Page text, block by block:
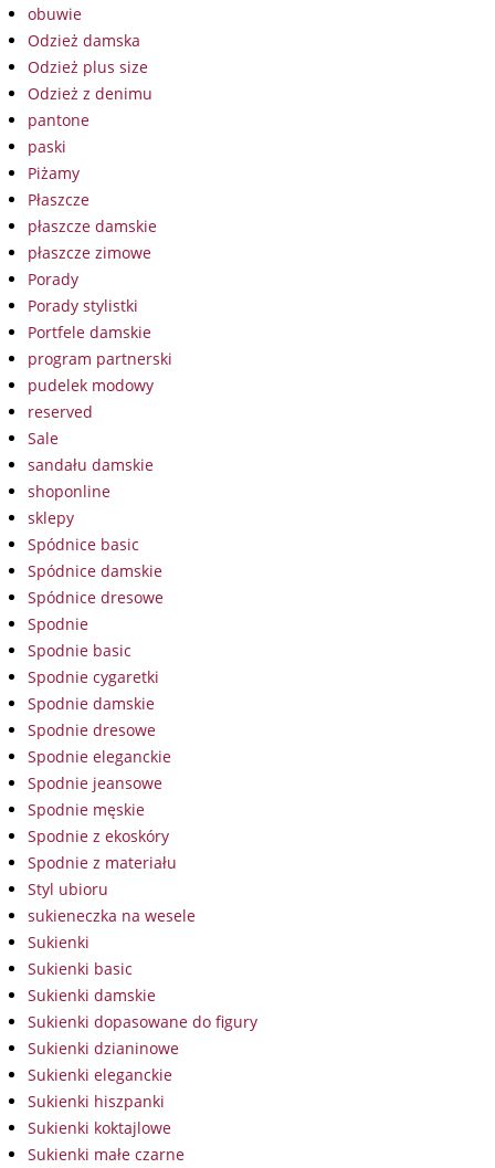
obuwie
Odzież damska
Odzież plus size
Odzież z denimu
pantone
paski
Piżamy
Płaszcze
płaszcze damskie
płaszcze zimowe
Porady
Porady stylistki
Portfele damskie
program partnerski
pudelek modowy
reserved
Sale
sandału damskie
shoponline
sklepy
Spódnice basic
Spódnice damskie
Spódnice dresowe
Spodnie
Spodnie basic
Spodnie cygaretki
Spodnie damskie
Spodnie dresowe
Spodnie eleganckie
Spodnie jeansowe
Spodnie męskie
Spodnie z ekoskóry
Spodnie z materiału
Styl ubioru
sukieneczka na wesele
Sukienki
Sukienki basic
Sukienki damskie
Sukienki dopasowane do figury
Sukienki dzianinowe
Sukienki eleganckie
Sukienki hiszpanki
Sukienki koktajlowe
Sukienki małe czarne